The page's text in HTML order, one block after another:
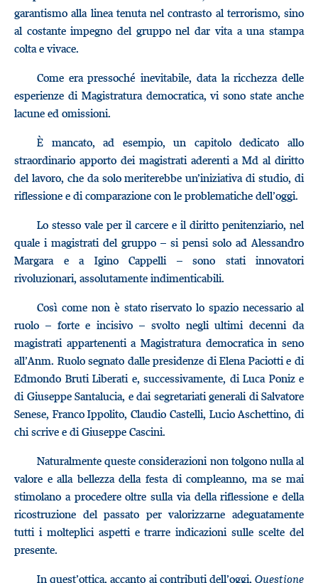
garantismo alla linea tenuta nel contrasto al terrorismo, sino
al costante impegno del gruppo nel dar vita a una stampa
colta e vivace.
Come era pressoché inevitabile, data la ricchezza delle
esperienze di Magistratura democratica, vi sono state anche
lacune ed omissioni.
È mancato, ad esempio, un capitolo dedicato allo
straordinario apporto dei magistrati aderenti a Md al diritto
del lavoro, che da solo meriterebbe un’iniziativa di studio, di
riflessione e di comparazione con le problematiche dell’oggi.
Lo stesso vale per il carcere e il diritto penitenziario, nel
quale i magistrati del gruppo – si pensi solo ad Alessandro
Margara e a Igino Cappelli – sono stati innovatori
rivoluzionari, assolutamente indimenticabili.
Così come non è stato riservato lo spazio necessario al
ruolo – forte e incisivo – svolto negli ultimi decenni da
magistrati appartenenti a Magistratura democratica in seno
all’Anm. Ruolo segnato dalle presidenze di Elena Paciotti e di
Edmondo Bruti Liberati e, successivamente, di Luca Poniz e
di Giuseppe Santalucia, e dai segretariati generali di Salvatore
Senese, Franco Ippolito, Claudio Castelli, Lucio Aschettino, di
chi scrive e di Giuseppe Cascini.
Naturalmente queste considerazioni non tolgono nulla al
valore e alla bellezza della festa di compleanno, ma se mai
stimolano a procedere oltre sulla via della riflessione e della
ricostruzione del passato per valorizzarne adeguatamente
tutti i molteplici aspetti e trarre indicazioni sulle scelte del
presente.
In quest’ottica, accanto ai contributi dell’oggi, Questione